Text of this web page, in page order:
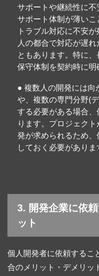
サポートや継続性に
サポート体制が薄い
トラブル対応に不安
人の都合で対応が遅
ともあります。特に、
保守体制を契約時に明
● 複数人の開発には向
や、複数の専門分野(
する必要がある場合
ります。プロジェク
発が求められるため
しておく必要がありま
3. 開発企業に依
ット
個人開発者に依頼するこ
合のメリット・デメリッ